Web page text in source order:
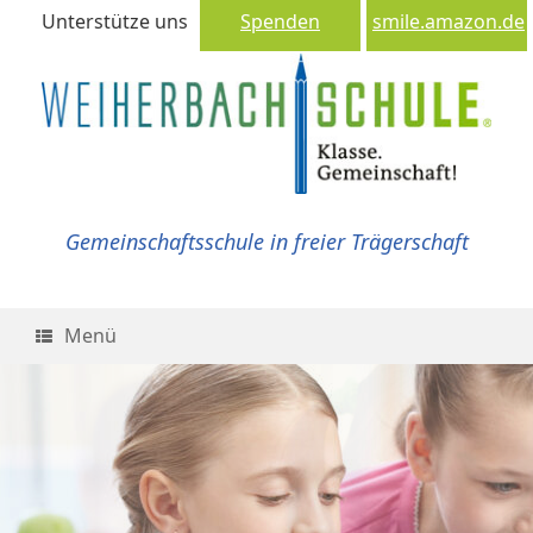
smile.amazon.de
Spenden
Unterstütze uns
Gemeinschaftsschule in freier Trägerschaft
Menü